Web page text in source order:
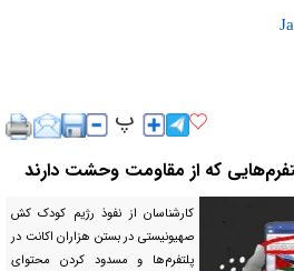
که از مقاومت وحشت دارند
کارشناسان از نفوذ رژیم کودک کش
صهیونیستی در بستن هزاران اکانت در
پلتفرم‌ها و مسدود کردن محتوای